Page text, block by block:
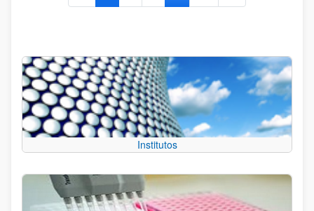
Institutos